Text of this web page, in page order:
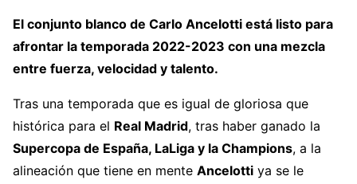
El conjunto blanco de Carlo Ancelotti está listo para
afrontar la temporada 2022-2023 con una mezcla
entre fuerza, velocidad y talento.
Tras una temporada que es igual de gloriosa que
histórica para el Real Madrid, tras haber ganado la
Supercopa de España, LaLiga y la Champions, a la
alineación que tiene en mente Ancelotti ya se le